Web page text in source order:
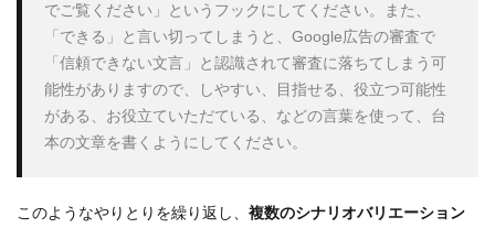
でご覧ください」というフックにしてください。また、
「できる」と言い切ってしまうと、Google広告の審査で
「信頼できない文言」と認識されて審査に落ちてしまう可
能性がありますので、しやすい、目指せる、役立つ可能性
がある、お役立ていただている、などの言葉を使って、台
本の文章を書くようにしてください。
このようなやりとりを繰り返し、 複数のシナリオバリエーション